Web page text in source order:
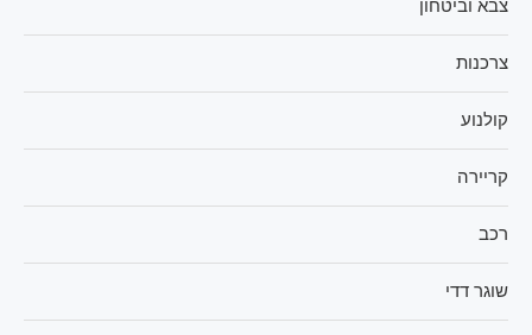
צבא וביטחון
צרכנות
קולנוע
קריירה
רכב
שוגר דדי